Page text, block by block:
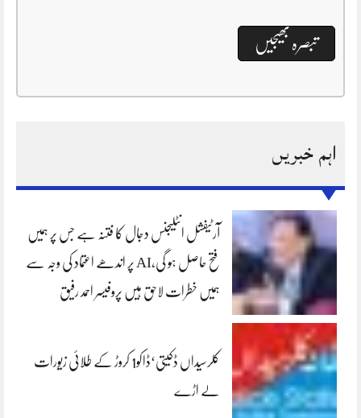
اہم خبریں
آرٹیفشل انٹلیجنس دجال کا فتنہ ہے جس پر ہمیں
فتح حاصل ہو گی،AI پر اندھے اعتماد کی وجہ سے
ہمیں خطرات لاحق ہیں پروفیسر احمد رفیق
کلرسیداں ڈکیتی‘ڈاکو1 کروڑ کے طلائی زیورات
لے اڑے